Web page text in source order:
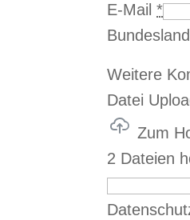
E-Mail *
Bundesland
Weitere
Datei
Zum
2 Dateien